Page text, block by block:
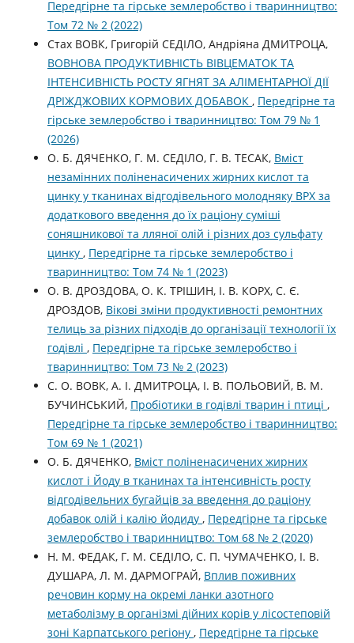
Передгірне та гірське землеробство і тваринництво:
Том 72 № 2 (2022)
Стах ВОВК, Григорій СЕДІЛО, Андріяна ДМИТРОЦА,
ВОВНОВА ПРОДУКТИВНІСТЬ ВІВЦЕМАТОК ТА
ІНТЕНСИВНІСТЬ РОСТУ ЯГНЯТ ЗА АЛІМЕНТАРНОЇ ДІЇ
ДРІЖДЖОВІИХ КОРМОВИХ ДОБАВОК , Передгірне та
гірське землеробство і тваринництво: Том 79 № 1
(2026)
О. Б. ДЯЧЕНКО, Г. М. СЕДІЛО, Г. В. ТЕСАК, Вміст
незамінних поліненасичених жирних кислот та
цинку у тканинах відгодівельного молодняку ВРХ за
додаткового введення до їх раціону суміші
соняшникової та лляної олій і різних доз сульфату
цинку , Передгірне та гірське землеробство і
тваринництво: Том 74 № 1 (2023)
О. В. ДРОЗДОВА, О. К. ТРІШИН, І. В. КОРХ, С. Є.
ДРОЗДОВ, Вікові зміни продуктивності ремонтних
телиць за різних підходів до організації технології їх
годівлі , Передгірне та гірське землеробство і
тваринництво: Том 73 № 2 (2023)
С. О. ВОВК, А. І. ДМИТРОЦА, І. В. ПОЛЬОВИЙ, В. М.
БУЧИНСЬКИЙ, Пробіотики в годівлі тварин і птиці ,
Передгірне та гірське землеробство і тваринництво:
Том 69 № 1 (2021)
О. Б. ДЯЧЕНКО, Вміст поліненасичених жирних
кислот і Йоду в тканинах та інтенсивність росту
відгодівельних бугайців за введення до раціону
добавок олій і калію йодиду , Передгірне та гірське
землеробство і тваринництво: Том 68 № 2 (2020)
Н. М. ФЕДАК, Г. М. СЕДІЛО, С. П. ЧУМАЧЕНКО, І. В.
ДУШАРА, Л. М. ДАРМОГРАЙ, Вплив поживних
речовин корму на окремі ланки азотного
метаболізму в організмі дійних корів у лісостеповій
зоні Карпатського регіону , Передгірне та гірське